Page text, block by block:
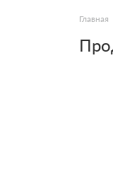
Главная